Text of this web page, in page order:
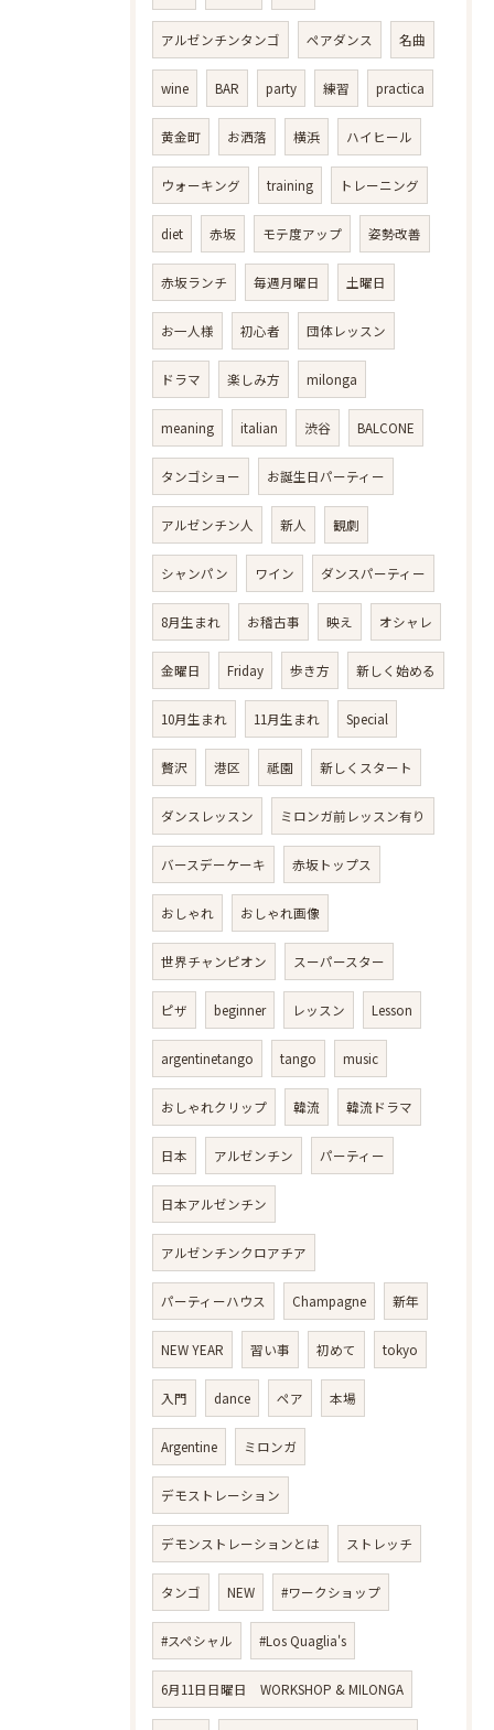
アルゼンチンタンゴ ペアダンス 名曲
wine BAR party 練習 practica
黄金町 お洒落 横浜 ハイヒール
ウォーキング training トレーニング
diet 赤坂 モテ度アップ 姿勢改善
赤坂ランチ 毎週月曜日 土曜日
お一人様 初心者 団体レッスン
ドラマ 楽しみ方 milonga
meaning italian 渋谷 BALCONE
タンゴショー お誕生日パーティー
アルゼンチン人 新人 観劇
シャンパン ワイン ダンスパーティー
8月生まれ お稽古事 映え オシャレ
金曜日 Friday 歩き方 新しく始める
10月生まれ 11月生まれ Special
贅沢 港区 祗園 新しくスタート
ダンスレッスン ミロンガ前レッスン有り
バースデーケーキ 赤坂トップス
おしゃれ おしゃれ画像
世界チャンピオン スーパースター
ピザ beginner レッスン Lesson
argentinetango tango music
おしゃれクリップ 韓流 韓流ドラマ
日本 アルゼンチン パーティー
日本アルゼンチン
アルゼンチンクロアチア
パーティーハウス Champagne 新年
NEW YEAR 習い事 初めて tokyo
入門 dance ペア 本場
Argentine ミロンガ
デモストレーション
デモンストレーションとは ストレッチ
タンゴ NEW #ワークショップ
#スペシャル #Los Quaglia's
6月11日日曜日 WORKSHOP & MILONGA